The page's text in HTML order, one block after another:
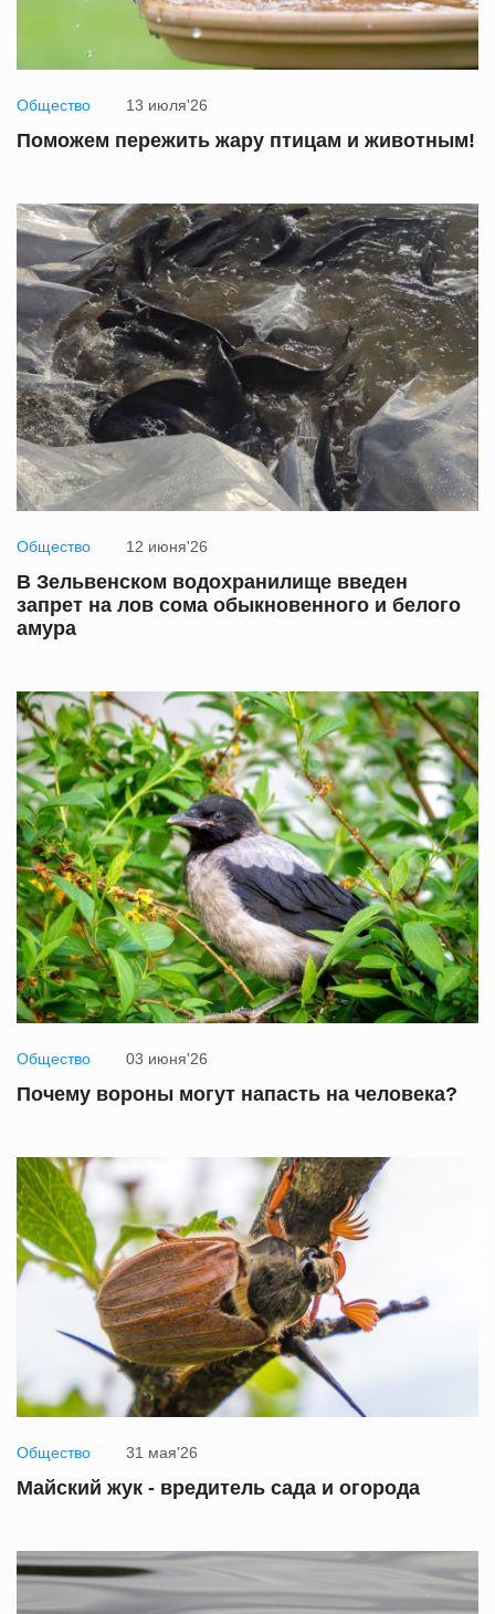
Общество 13 июля'26
Поможем пережить жару птицам и животным!
Общество 12 июня'26
В Зельвенском водохранилище введен
запрет на лов сома обыкновенного и белого
амура
Общество 03 июня'26
Почему вороны могут напасть на человека?
Общество 31 мая'26
Майский жук - вредитель сада и огорода